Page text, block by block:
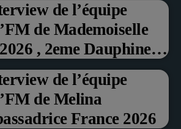
de l’équipe
de Mademoiselle
, 2eme Dauphine et
Public , Marche aux
rouge Noyon 2026
de l’équipe
de Melina
France 2026